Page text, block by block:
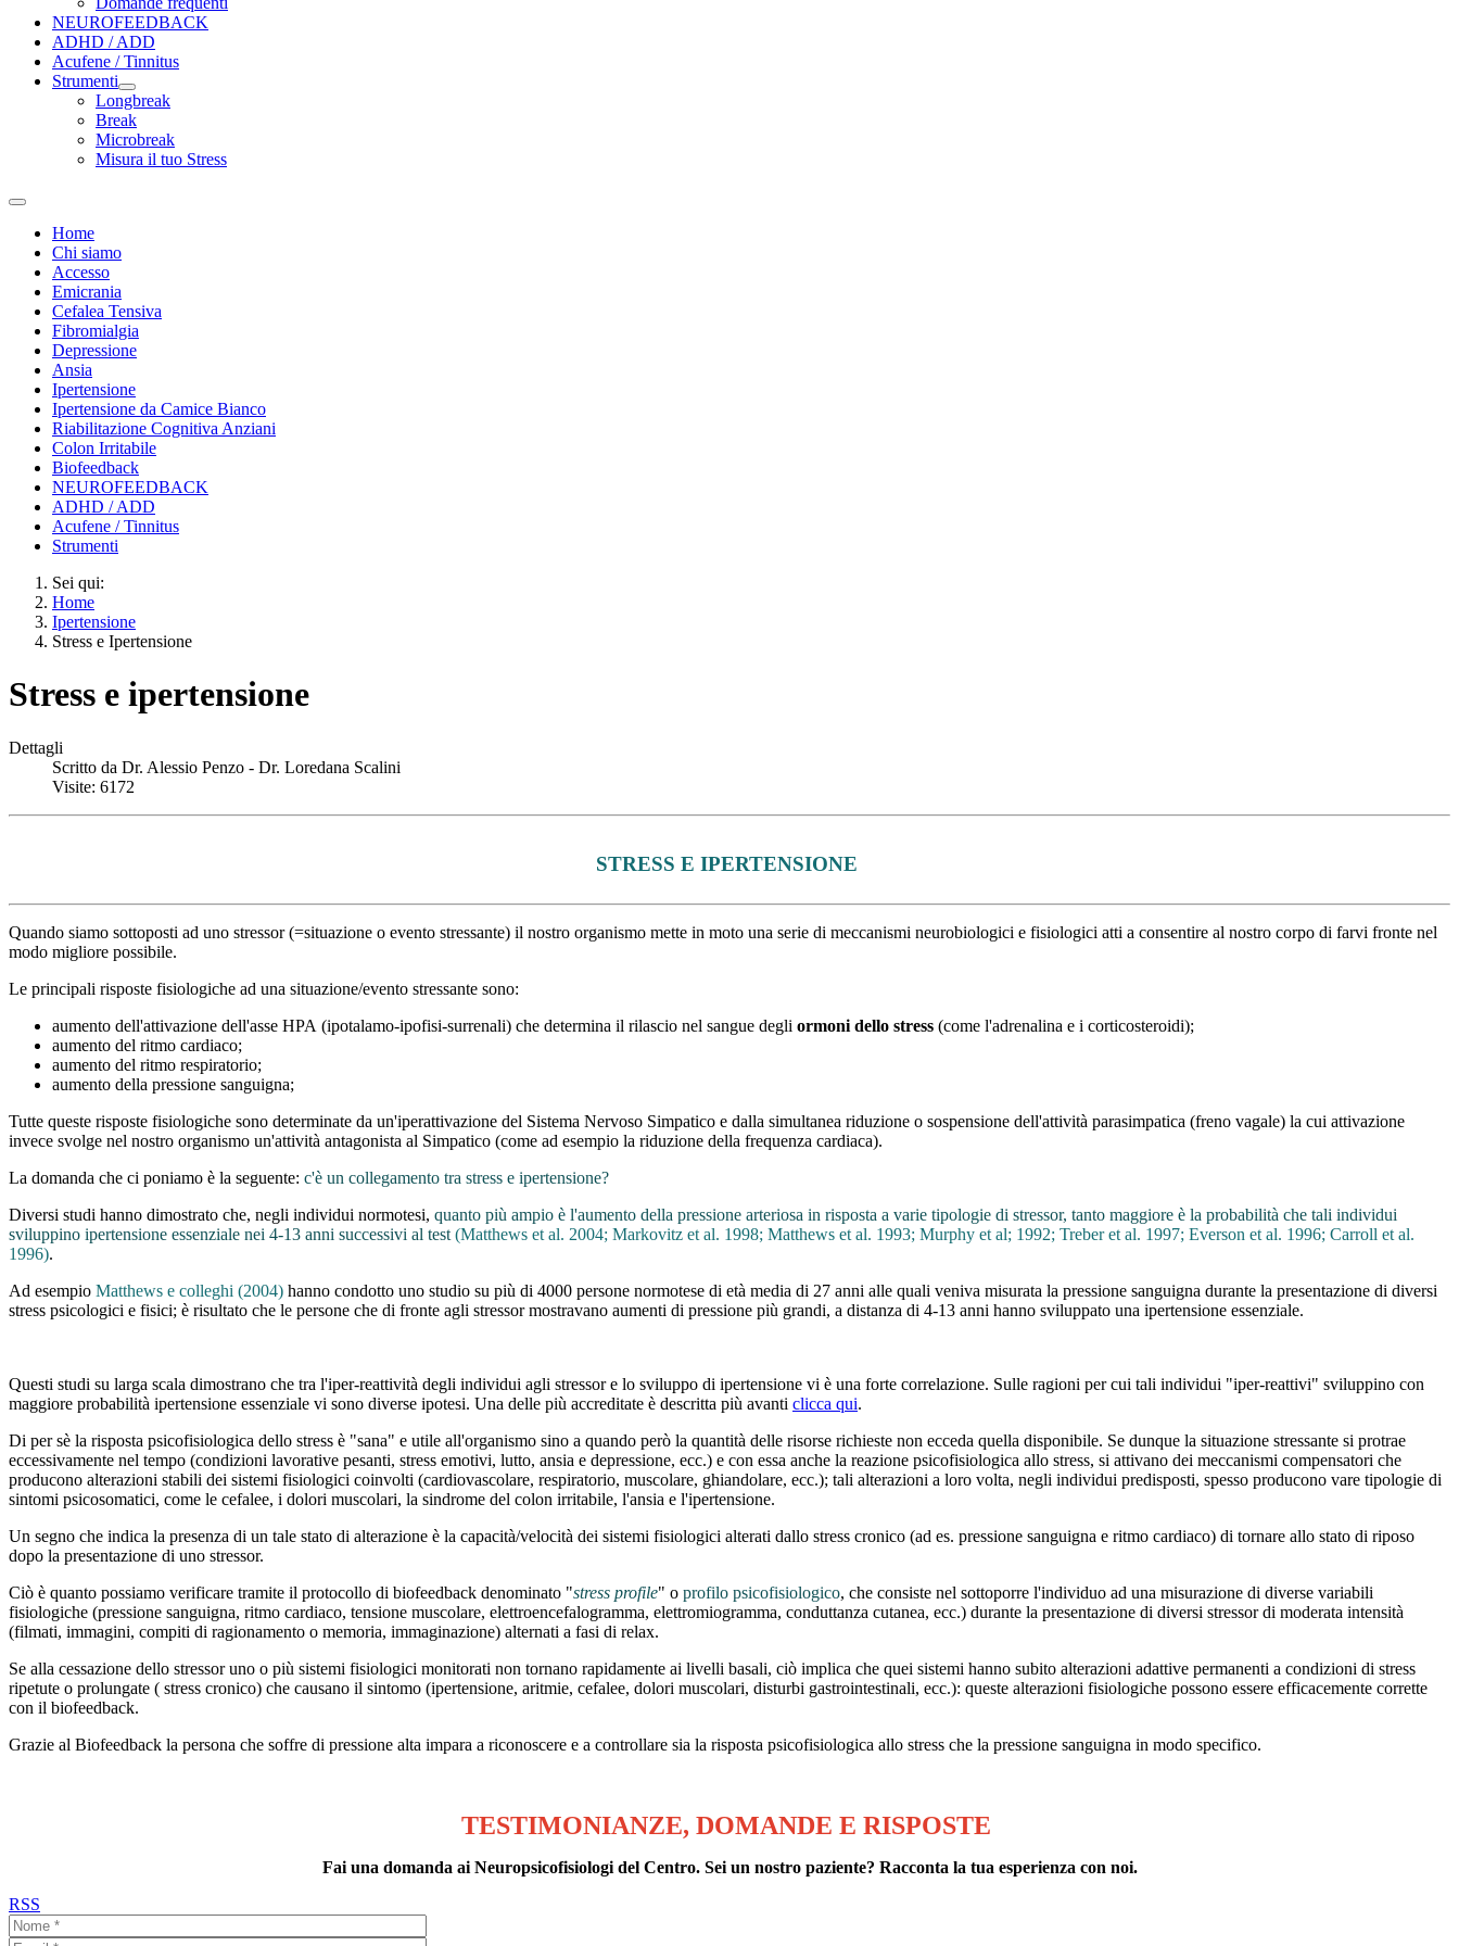
NEUROFEEDBACK
ADHD / ADD
Acufene / Tinnitus
Strumenti
Longbreak
Break
Microbreak
Misura il tuo Stress
Home
Chi siamo
Accesso
Emicrania
Cefalea Tensiva
Fibromialgia
Depressione
Ansia
Ipertensione
Ipertensione da Camice Bianco
Riabilitazione Cognitiva Anziani
Colon Irritabile
Biofeedback
NEUROFEEDBACK
ADHD / ADD
Acufene / Tinnitus
Strumenti
Sei qui:
Home
Ipertensione
Stress e Ipertensione
Stress e ipertensione
Dettagli
Scritto da Dr. Alessio Penzo - Dr. Loredana Scalini
Visite: 6172
STRESS E IPERTENSIONE
Quando siamo sottoposti ad uno stressor (=situazione o evento stressante) il nostro organismo mette in moto una serie di meccanismi neurobiologici e fisiologici atti a consentire al nostro corpo di farvi fronte nel
modo migliore possibile.
Le principali risposte fisiologiche ad una situazione/evento stressante sono:
aumento dell'attivazione dell'asse HPA (ipotalamo-ipofisi-surrenali) che determina il rilascio nel sangue degli ormoni dello stress (come l'adrenalina e i corticosteroidi);
aumento del ritmo cardiaco;
aumento del ritmo respiratorio;
aumento della pressione sanguigna;
Tutte queste risposte fisiologiche sono determinate da un'iperattivazione del Sistema Nervoso Simpatico e dalla simultanea riduzione o sospensione dell'attività parasimpatica (freno vagale) la cui attivazione
invece svolge nel nostro organismo un'attività antagonista al Simpatico (come ad esempio la riduzione della frequenza cardiaca).
La domanda che ci poniamo è la seguente: c'è un collegamento tra stress e ipertensione?
Diversi studi hanno dimostrato che, negli individui normotesi, quanto più ampio è l'aumento della pressione arteriosa in risposta a varie tipologie di stressor, tanto maggiore è la probabilità che tali individui
sviluppino ipertensione essenziale nei 4-13 anni successivi al test (Matthews et al. 2004; Markovitz et al. 1998; Matthews et al. 1993; Murphy et al; 1992; Treber et al. 1997; Everson et al. 1996; Carroll et al.
1996).
Ad esempio Matthews e colleghi (2004) hanno condotto uno studio su più di 4000 persone normotese di età media di 27 anni alle quali veniva misurata la pressione sanguigna durante la presentazione di diversi
stress psicologici e fisici; è risultato che le persone che di fronte agli stressor mostravano aumenti di pressione più grandi, a distanza di 4-13 anni hanno sviluppato una ipertensione essenziale.
Questi studi su larga scala dimostrano che tra l'iper-reattività degli individui agli stressor e lo sviluppo di ipertensione vi è una forte correlazione. Sulle ragioni per cui tali individui "iper-reattivi" sviluppino con
maggiore probabilità ipertensione essenziale vi sono diverse ipotesi. Una delle più accreditate è descritta più avanti clicca qui.
Di per sè la risposta psicofisiologica dello stress è "sana" e utile all'organismo sino a quando però la quantità delle risorse richieste non ecceda quella disponibile. Se dunque la situazione stressante si protrae
eccessivamente nel tempo (condizioni lavorative pesanti, stress emotivi, lutto, ansia e depressione, ecc.) e con essa anche la reazione psicofisiologica allo stress, si attivano dei meccanismi compensatori che
producono alterazioni stabili dei sistemi fisiologici coinvolti (cardiovascolare, respiratorio, muscolare, ghiandolare, ecc.); tali alterazioni a loro volta, negli individui predisposti, spesso producono vare tipologie di
sintomi psicosomatici, come le cefalee, i dolori muscolari, la sindrome del colon irritabile, l'ansia e l'ipertensione.
Un segno che indica la presenza di un tale stato di alterazione è la capacità/velocità dei sistemi fisiologici alterati dallo stress cronico (ad es. pressione sanguigna e ritmo cardiaco) di tornare allo stato di riposo
dopo la presentazione di uno stressor.
Ciò è quanto possiamo verificare tramite il protocollo di biofeedback denominato "stress profile" o profilo psicofisiologico, che consiste nel sottoporre l'individuo ad una misurazione di diverse variabili
fisiologiche (pressione sanguigna, ritmo cardiaco, tensione muscolare, elettroencefalogramma, elettromiogramma, conduttanza cutanea, ecc.) durante la presentazione di diversi stressor di moderata intensità
(filmati, immagini, compiti di ragionamento o memoria, immaginazione) alternati a fasi di relax.
Se alla cessazione dello stressor uno o più sistemi fisiologici monitorati non tornano rapidamente ai livelli basali, ciò implica che quei sistemi hanno subito alterazioni adattive permanenti a condizioni di stress
ripetute o prolungate ( stress cronico) che causano il sintomo (ipertensione, aritmie, cefalee, dolori muscolari, disturbi gastrointestinali, ecc.): queste alterazioni fisiologiche possono essere efficacemente corrette
con il biofeedback.
Grazie al Biofeedback la persona che soffre di pressione alta impara a riconoscere e a controllare sia la risposta psicofisiologica allo stress che la pressione sanguigna in modo specifico.
TESTIMONIANZE, DOMANDE E RISPOSTE
Fai una domanda ai Neuropsicofisiologi del Centro. Sei un nostro paziente? Racconta la tua esperienza con noi.
RSS